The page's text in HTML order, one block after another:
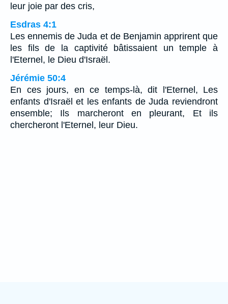
leur joie par des cris,
Esdras 4:1
Les ennemis de Juda et de Benjamin apprirent que
les fils de la captivité bâtissaient un temple à
l'Eternel, le Dieu d'Israël.
Jérémie 50:4
En ces jours, en ce temps-là, dit l'Eternel, Les
enfants d'Israël et les enfants de Juda reviendront
ensemble; Ils marcheront en pleurant, Et ils
chercheront l'Eternel, leur Dieu.